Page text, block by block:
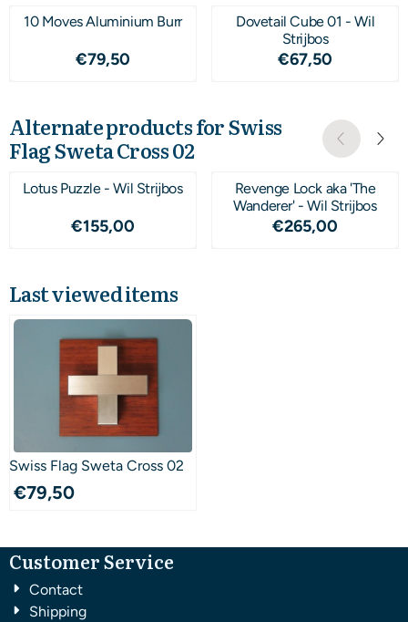
10 Moves Aluminium Burr
Price: 79,50
€79,50
Dovetail Cube 01 - Wil
Strijbos
Price: 67,50
€67,50
Alternate products forSwiss
Flag Sweta Cross 02
Lotus Puzzle - Wil Strijbos
Price: 155,00
€155,00
Revenge Lock aka 'The
Wanderer' - Wil Strijbos
Price: 265,00
€265,00
Last viewed items
Swiss Flag Sweta Cross 02
€79,50
Customer Service
Contact
Shipping